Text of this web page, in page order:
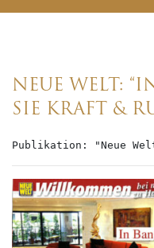
NEUE WELT:
SIE KRAFT &
Publikation: "Neue